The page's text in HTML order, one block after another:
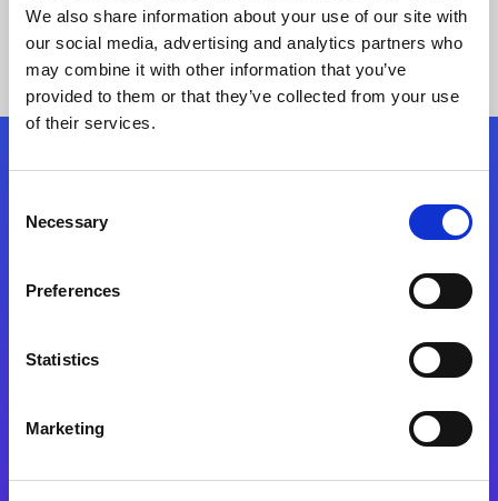
We also share information about your use of our site with
our social media, advertising and analytics partners who
may combine it with other information that you’ve
provided to them or that they’ve collected from your use
of their services.
Selection
Necessary
Preferences
Statistics
Marketing
Kövessen minket!